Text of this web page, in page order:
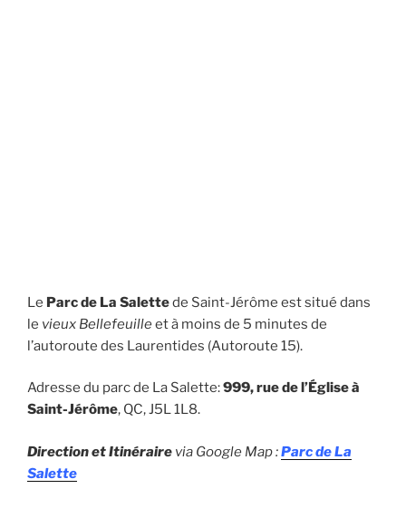
Le Parc de La Salettede Saint-Jérôme est situé dans
le vieux Bellefeuilleet à moins de 5 minutes de
l’autoroute des Laurentides (Autoroute 15).
Adresse du parc de La Salette:999,rue de l’Église à
Saint-Jérôme, QC, J5L 1L8.
Direction et Itinéraire via Google Map :Parc de La
Salette